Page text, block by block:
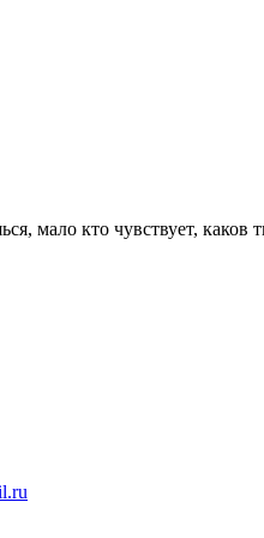
мало кто чувствует, каков